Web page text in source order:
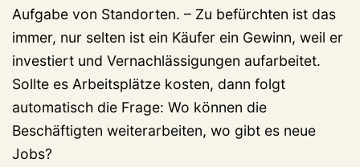
Aufgabe von Standorten. – Zu befürchten ist das
immer, nur selten ist ein Käufer ein Gewinn, weil er
investiert und Vernachlässigungen aufarbeitet.
Sollte es Arbeitsplätze kosten, dann folgt
automatisch die Frage: Wo können die
Beschäftigten weiterarbeiten, wo gibt es neue
Jobs?